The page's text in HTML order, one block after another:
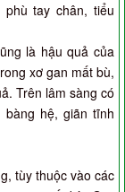
tay chân, tiểu
là hậu quả của
xơ gan mất bù,
Trên lâm sàng có
hệ, giãn tĩnh
tùy thuộc vào các